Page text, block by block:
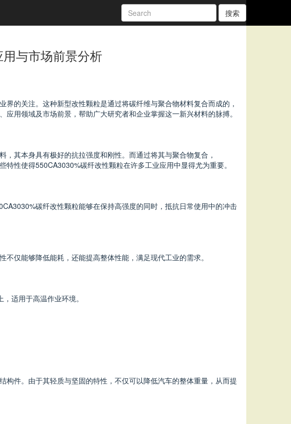
搜索
与市场前景分析
界的关注。这种新型改性颗粒是通过将碳纤维与聚合物材料复合而成的，
用领域及市场前景，帮助广大研究者和企业掌握这一新兴材料的脉搏。
其本身具有极好的抗拉强度和刚性。而通过将其与聚合物复合，
性使得550CA3030%碳纤改性颗粒在许多工业应用中显得尤为重要。
碳纤改性颗粒能够在保持高强度的同时，抵抗日常使用中的冲击
仅能够降低能耗，还能提高整体性能，满足现代工业的需求。
适用于高温作业环境。
件。由于其轻质与坚固的特性，不仅可以降低汽车的整体重量，从而提